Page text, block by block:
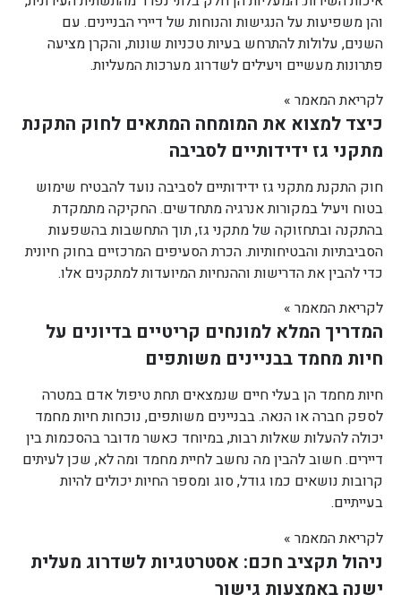
והן משפיעות על הנגישות והנוחות של דיירי הבניינים. עם
השנים, עלולות להתרחש בעיות טכניות שונות, והקרן מציעה
פתרונות מעשיים ויעילים לשדרוג מערכות המעליות.
לקריאת המאמר »
כיצד למצוא את המומחה המתאים לחוק התקנת
מתקני גז ידידותיים לסביבה
חוק התקנת מתקני גז ידידותיים לסביבה נועד להבטיח שימוש
בטוח ויעיל במקורות אנרגיה מתחדשים. החקיקה מתמקדת
בהתקנה ובתחזוקה של מתקני גז, תוך התחשבות בהשפעות
הסביבתיות והבטיחותיות. הכרת הסעיפים המרכזיים בחוק חיונית
כדי להבין את הדרישות וההנחיות המיועדות למתקנים אלו.
לקריאת המאמר »
המדריך המלא למונחים קריטיים בדיונים על
חיות מחמד בבניינים משותפים
חיות מחמד הן בעלי חיים שנמצאים תחת טיפול אדם במטרה
לספק חברה או הנאה. בבניינים משותפים, נוכחות חיות מחמד
יכולה להעלות שאלות רבות, במיוחד כאשר מדובר בהסכמות בין
דיירים. חשוב להבין מה נחשב לחיית מחמד ומה לא, שכן לעיתים
קרובות נושאים כמו גודל, סוג ומספר החיות יכולים להיות
בעייתיים.
לקריאת המאמר »
ניהול תקציב חכם: אסטרטגיות לשדרוג מעלית
ישנה באמצעות גישור